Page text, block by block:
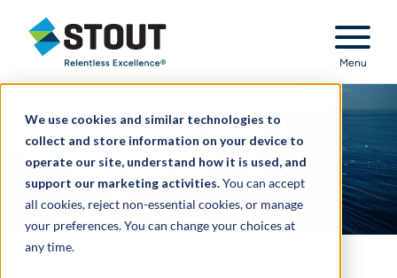
We use cookies and similar technologies to
collect and store information on your device to
operate our site, understand how it is used, and
support our marketing activities.You can accept
all cookies, reject non-essential cookies, or manage
your preferences. You can change your choices at
any time.
Stout Relentless Excellence
Menu